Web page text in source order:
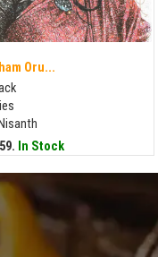
Oru...
In Stock